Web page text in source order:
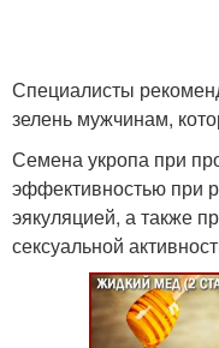
Специалисты
зелень мужчинам,
Семена укропа при
эффективностью при
эякуляцией, а также
сексуальной